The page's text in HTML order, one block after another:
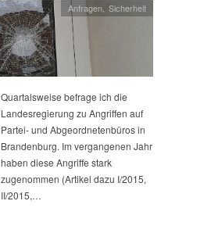
Anfragen ,Sicherheit
Quartalsweise befrage ich die
Landesregierung zu Angriffen auf
Partei- und Abgeordnetenbüros in
Brandenburg. Im vergangenen Jahr
haben diese Angriffe stark
zugenommen (Artikel dazu I/2015,
II/2015,…